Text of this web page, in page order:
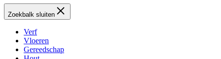
Zoekbalk sluiten
Verf
Vloeren
Gereedschap